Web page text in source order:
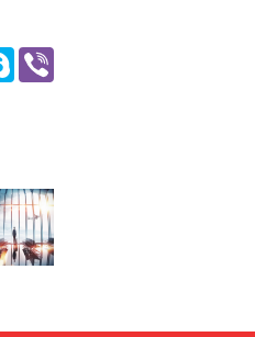
Skype